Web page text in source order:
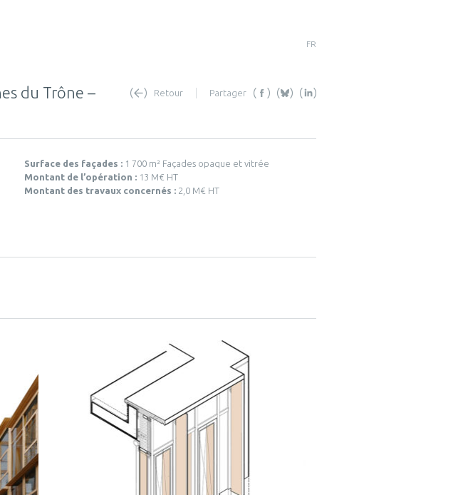
FR
du Trône –
Retour Partager
Surface des façades : 1 700 m² Façades opaque et vitrée
Montant de l’opération : 13 M€ HT
Montant des travaux concernés : 2,0 M€ HT